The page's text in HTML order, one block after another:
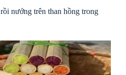
nướng trên than hồng trong